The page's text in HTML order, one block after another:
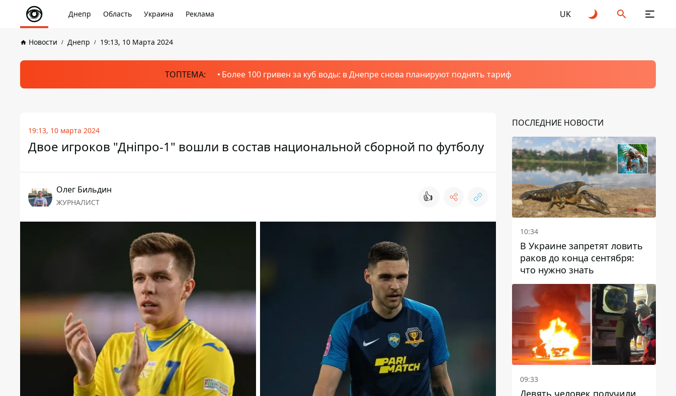
Днепр Область Украина Реклама UK
Новости Днепр 19:13, 10 Марта 2024
ТОПТЕМА: Более 100 гривен за куб воды: в Днепре снова планируют поднять тариф
19:13, 10 марта 2024
Двое игроков "Дніпро-1" вошли в состав национальной сборной по футболу
Олег Бильдин
ЖУРНАЛИСТ 👍
ПОСЛЕДНИЕ НОВОСТИ
10:34
В Украине запретят ловить
раков до конца сентября:
что нужно знать
09:33
Девять человек получили